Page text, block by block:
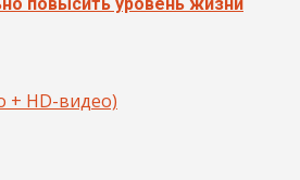
+ HD-видео)